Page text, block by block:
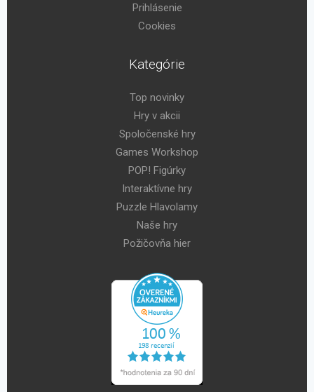
Prihlásenie
Cookies
Kategórie
Top novinky
Hry v akcii
Spoločenské hry
Games Workshop
POP! Figúrky
Interaktívne hry
Puzzle Hlavolamy
Naše hry
Požičovňa hier